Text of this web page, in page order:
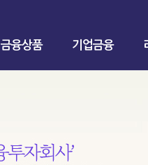
금융상품 기업금융